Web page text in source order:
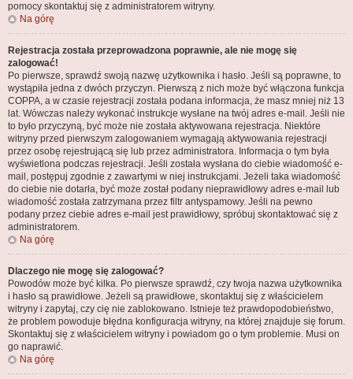
pomocy skontaktuj się z administratorem witryny.
Na górę
Rejestracja została przeprowadzona poprawnie, ale nie mogę się
zalogować!
Po pierwsze, sprawdź swoją nazwę użytkownika i hasło. Jeśli są poprawne, to
wystąpiła jedna z dwóch przyczyn. Pierwszą z nich może być włączona funkcja
COPPA, a w czasie rejestracji została podana informacja, że masz mniej niż 13
lat. Wówczas należy wykonać instrukcje wysłane na twój adres e-mail. Jeśli nie
to było przyczyną, być może nie została aktywowana rejestracja. Niektóre
witryny przed pierwszym zalogowaniem wymagają aktywowania rejestracji
przez osobę rejestrującą się lub przez administratora. Informacja o tym była
wyświetlona podczas rejestracji. Jeśli została wysłana do ciebie wiadomość e-
mail, postępuj zgodnie z zawartymi w niej instrukcjami. Jeżeli taka wiadomość
do ciebie nie dotarła, być może został podany nieprawidłowy adres e-mail lub
wiadomość została zatrzymana przez filtr antyspamowy. Jeśli na pewno
podany przez ciebie adres e-mail jest prawidłowy, spróbuj skontaktować się z
administratorem.
Na górę
Dlaczego nie mogę się zalogować?
Powodów może być kilka. Po pierwsze sprawdź, czy twoja nazwa użytkownika
i hasło są prawidłowe. Jeżeli są prawidłowe, skontaktuj się z właścicielem
witryny i zapytaj, czy cię nie zablokowano. Istnieje też prawdopodobieństwo,
że problem powoduje błędna konfiguracja witryny, na której znajduje się forum.
Skontaktuj się z właścicielem witryny i powiadom go o tym problemie. Musi on
go naprawić.
Na górę